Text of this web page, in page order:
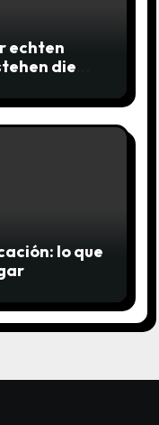
echten
die
lo que